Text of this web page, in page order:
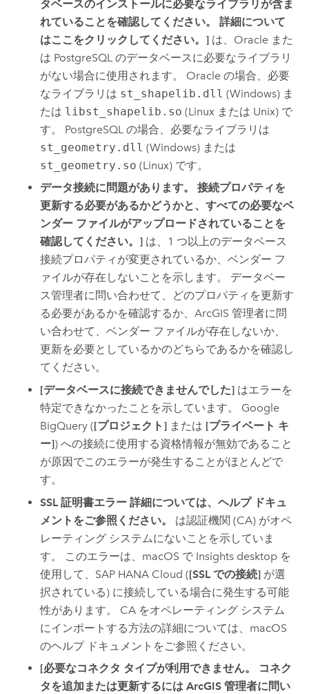
タベースのインストールに必要なライブラリが含ま
れていることを確認してください。 詳細について
はここをクリックしてください。] は、 Oracle また
は PostgreSQL のデータベースに必要なライブラリ
がない場合に使用されます。 Oracle の場合、必要
なライブラリは st_shapelib.dll (Windows) ま
たは libst_shapelib.so (Linux または Unix) で
す。 PostgreSQL の場合、必要なライブラリは
st_geometry.dll (Windows) または
st_geometry.so (Linux) です。
データ接続に問題があります。 接続プロパティを
更新する必要があるかどうかと、すべての必要なベ
ンダー ファイルがアップロードされていることを
確認してください。] は、1 つ以上のデータベース
接続プロパティが変更されているか、ベンダー フ
ァイルが存在しないことを示します。 データベー
ス管理者に問い合わせて、どのプロパティを更新す
る必要があるかを確認するか、ArcGIS 管理者に問
い合わせて、ベンダー ファイルが存在しないか、
更新を必要としているかのどちらであるかを確認し
てください。
[データベースに接続できませんでした] はエラーを
特定できなかったことを示しています。 Google
BigQuery ([プロジェクト] または [プライベート キ
ー]) への接続に使用する資格情報が無効であること
が原因でこのエラーが発生することがほとんどで
す。
SSL 証明書エラー 詳細については、ヘルプ ドキュ
メントをご参照ください。
は認証機関 (CA) がオペ
レーティング システムにないことを示していま
す。 このエラーは、 macOS で Insights desktop を
使用して、 SAP HANA Cloud ([SSL での接続] が選
択されている) に接続している場合に発生する可能
性があります。 CA をオペレーティング システム
にインポートする方法の詳細については、 macOS
のヘルプ ドキュメントをご参照ください。
[必要なコネクタ タイプが利用できません。 コネク
タを追加または更新するには ArcGIS 管理者に問い